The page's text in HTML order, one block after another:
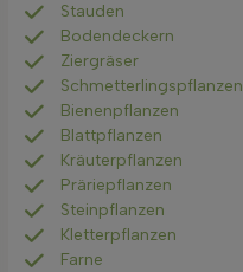
Stauden
Bodendeckern
Ziergräser
Schmetterlingspflanzen
Bienenpflanzen
Blattpflanzen
Kräuterpflanzen
Präriepflanzen
Steinpflanzen
Kletterpflanzen
Farne